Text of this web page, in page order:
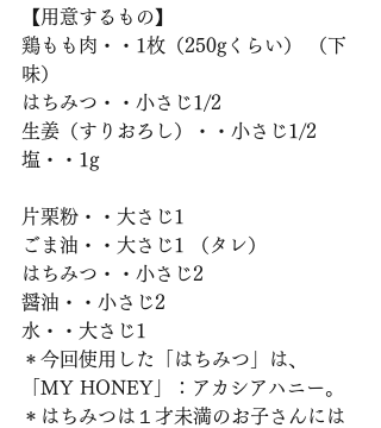
【用意するもの】
鶏もも肉・・1枚（250gくらい） （下
味）
はちみつ・・小さじ1/2
生姜（すりおろし）・・小さじ1/2
塩・・1g
片栗粉・・大さじ1
ごま油・・大さじ1 （タレ）
はちみつ・・小さじ2
醤油・・小さじ2
水・・大さじ1
＊今回使用した「はちみつ」は、
「MY HONEY」：アカシアハニー。
＊はちみつは１才未満のお子さんには